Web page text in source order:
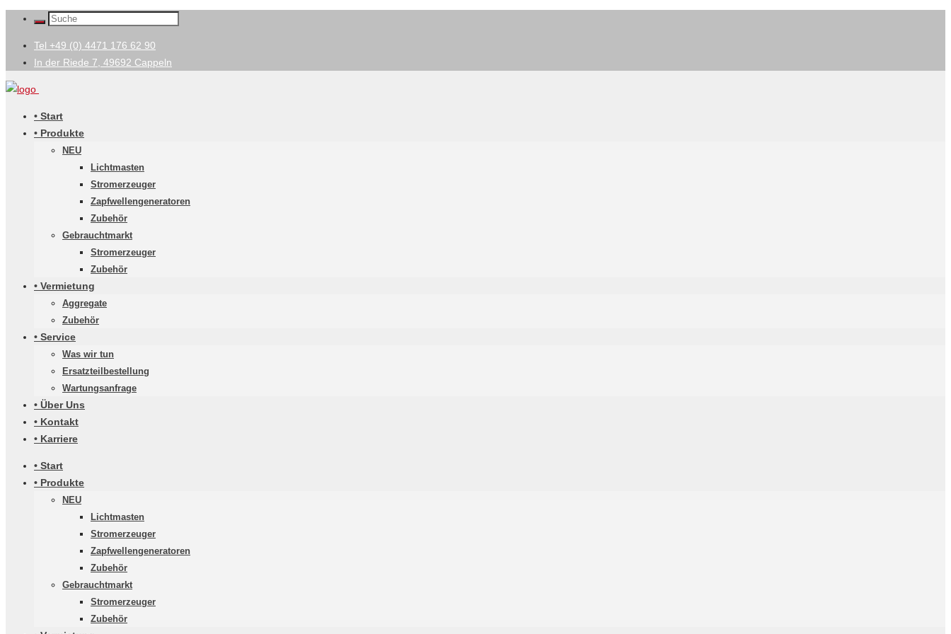
Tel +49 (0) 4471 176 62 90
In der Riede 7, 49692 Cappeln
• Start
• Produkte
NEU
Lichtmasten
Stromerzeuger
Zapfwellengeneratoren
Zubehör
Gebrauchtmarkt
Stromerzeuger
Zubehör
• Vermietung
Aggregate
Zubehör
• Service
Was wir tun
Ersatzteilbestellung
Wartungsanfrage
• Über Uns
• Kontakt
• Karriere
• Start
• Produkte
NEU
Lichtmasten
Stromerzeuger
Zapfwellengeneratoren
Zubehör
Gebrauchtmarkt
Stromerzeuger
Zubehör